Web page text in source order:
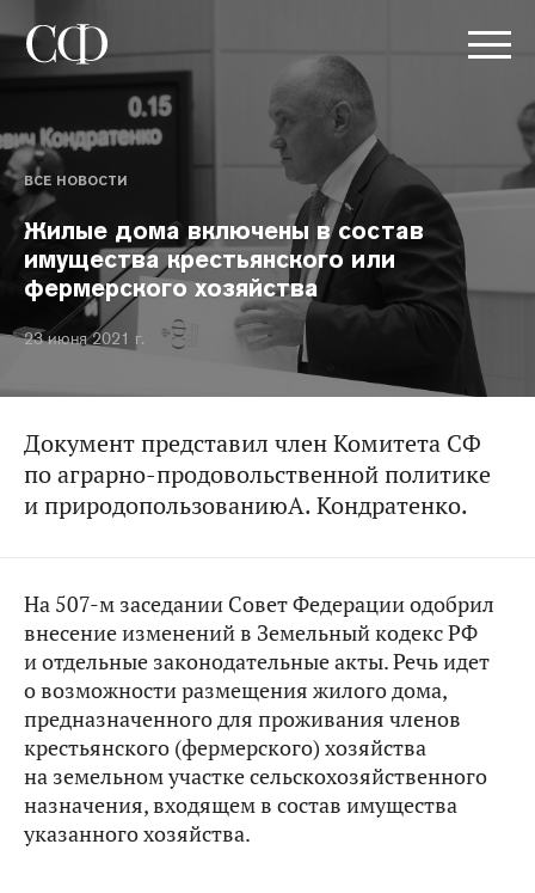
ВСЕ НОВОСТИ
Жилые дома включены в состав
имущества крестьянского или
фермерского хозяйства
23 июня 2021 г.
Документ представил член Комитета СФ
по аграрно-продовольственной политике
и природопользованиюА. Кондратенко.
На 507-м заседании Совет Федерации одобрил
внесение изменений в Земельный кодекс РФ
и отдельные законодательные акты. Речь идет
о возможности размещения жилого дома,
предназначенного для проживания членов
крестьянского (фермерского) хозяйства
на земельном участке сельскохозяйственного
назначения, входящем в состав имущества
указанного хозяйства.